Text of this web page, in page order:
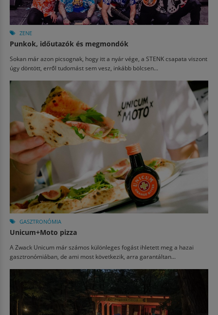
ZENE
Punkok, időutazók és megmondók
Sokan már azon picsognak, hogy itt a nyár vége, a STENK csapata viszont
úgy döntött, erről tudomást sem vesz, inkább bölcsen...
GASZTRONÓMIA
Unicum+Moto pizza
A Zwack Unicum már számos különleges fogást ihletett meg a hazai
gasztronómiában, de ami most következik, arra garantáltan...